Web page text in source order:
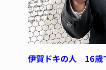
伊賀ドキの人 16歳